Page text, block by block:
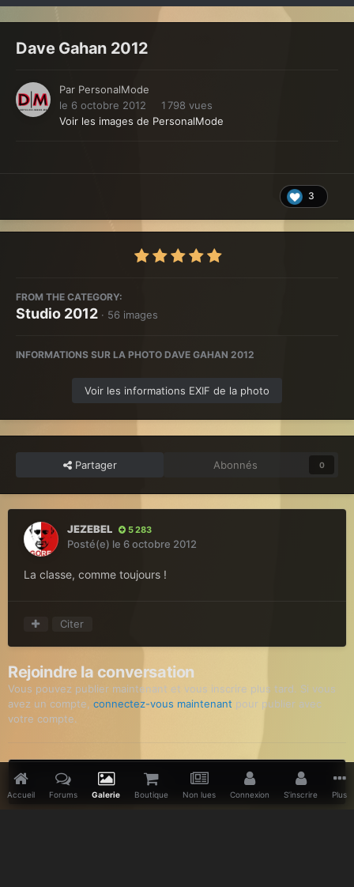
Dave Gahan 2012
Par PersonalMode
le 6 octobre 2012
1 798 vues
Voir les images de PersonalMode
3
FROM THE CATEGORY:
Studio 2012 · 56 images
INFORMATIONS SUR LA PHOTO DAVE GAHAN 2012
Voir les informations EXIF de la photo
Partager Abonnés 0
JEZEBEL 5 283
Posté(e) le 6 octobre 2012
La classe, comme toujours !
Citer
Rejoindre la conversation
Vous pouvez publier maintenant et vous inscrire plus tard. Si vous
avez un compte, connectez-vous maintenant pour publier avec
votre compte.
Ajouter un commentaire…
Accueil Forums Galerie Boutique Non lues Connexion S’inscrire Plus